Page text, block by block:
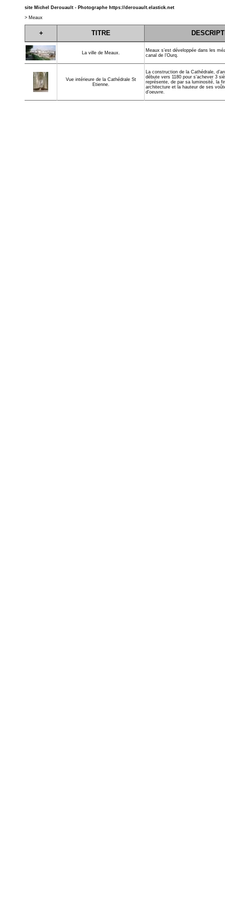
site Michel Derouault - Photographe https://derouault.elastick.net
> Meaux
+ TITRE
La ville de Meaux.
Meaux s’est développée dans les
canal de l’Ourq.
Vue intérieure de la Cathédrale St
Etienne.
La construction de la Cathédrale,
débute vers 1180 pour s’achever 3
représente, de par sa luminosité, la
architecture et la hauteur de ses
d’oeuvre.